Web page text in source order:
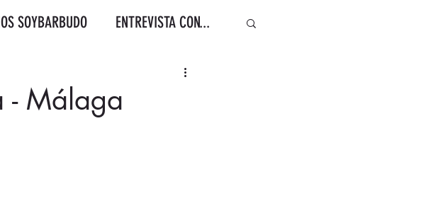
SOYBARBUDO ENTREVISTA CON...
- Málaga